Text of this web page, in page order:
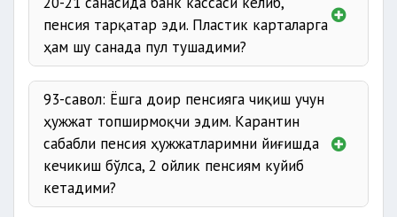
пенсия тарқатар эди. Пластик карталарга
ҳам шу санада пул тушадими?
93-савол: Ёшга доир пенсияга чиқиш учун
ҳужжат топширмоқчи эдим. Карантин
сабабли пенсия ҳужжатларимни йиғишда
кечикиш бўлса, 2 ойлик пенсиям куйиб
кетадими?